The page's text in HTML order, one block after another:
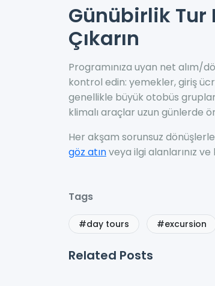
Günübirlik Tur
Çıkarın
Programınıza uyan net alım/
kontrol edin: yemekler, giriş
genellikle büyük otobüs
klimalı araçlar uzun günlerde
Her akşam sorunsuz dönüşlerle
göz atınveya ilgi alanlarınız
Tags
#day tours #excursion
Related Posts